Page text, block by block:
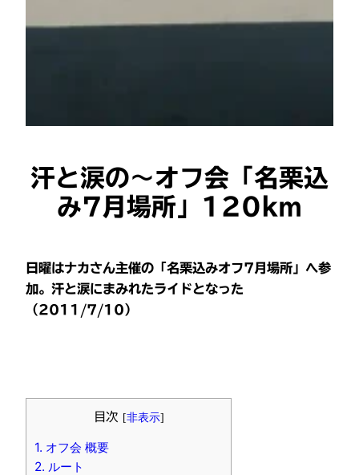
汗と涙の〜オフ会「名栗込
み7月場所」120km
日曜はナカさん主催の「名栗込みオフ7月場所」へ参
加。汗と涙にまみれたライドとなった
（2011/7/10）
目次 [非表示]
1. オフ会 概要
2. ルート